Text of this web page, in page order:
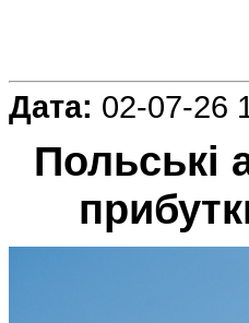
Дата: 02-07-26
Польські